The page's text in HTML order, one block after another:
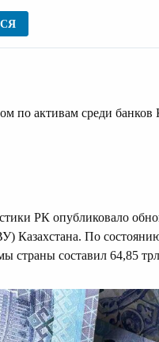
Деньги
по активам среди банков
РК опубликовало
Казахстана. По
страны составил 64,85